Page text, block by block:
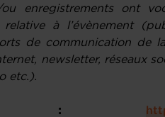
enregistrements ont
relative à l’évènement
de communication de
newsletter, réseaux
etc.).
: